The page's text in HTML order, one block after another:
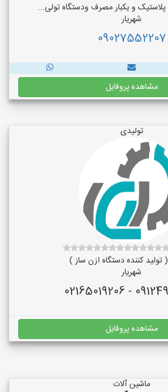
و یکبار مصرف ودستگاه تولی...
شهریار
09027552207
مشاهده پروفایل
تولیدی
( تولید کننده دستگاه ازن ساز )
شهریار
مشاهده پروفایل
ماشین آلات